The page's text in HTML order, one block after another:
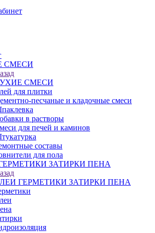
СМЕСИ
СМЕСИ
для плитки
песчаные и кладочные смеси
в растворы
для печей и каминов
составы
для пола
ЗАТИРКИ ПЕНА
ГЕРМЕТИКИ ЗАТИРКИ ПЕНА